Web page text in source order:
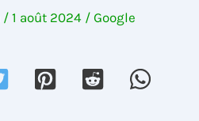
/1 août 2024 /Google